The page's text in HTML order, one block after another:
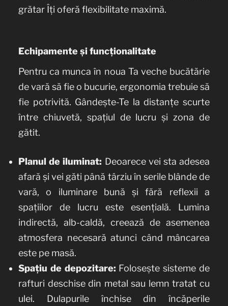
grătar Îți oferă flexibilitate maximă.
Echipamente și funcționalitate
Pentru ca munca în noua Ta veche bucătărie
de vară să fie o bucurie, ergonomia trebuie să
fie potrivită. Gândește-Te la distanțe scurte
între chiuvetă, spațiul de lucru și zona de
gătit.
Planul de iluminat: Deoarece vei sta adesea
afară și vei găti până târziu în serile blânde de
vară, o iluminare bună și fără reflexii a
spațiilor de lucru este esențială. Lumina
indirectă, alb-caldă, creează de asemenea
atmosfera necesară atunci când mâncarea
este pe masă.
Spațiu de depozitare: Folosește sisteme de
rafturi deschise din metal sau lemn tratat cu
ulei. Dulapurile închise din încăperile